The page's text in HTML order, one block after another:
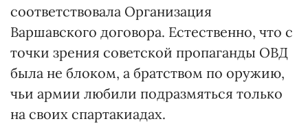
соответствовала Организация
Варшавского договора. Естественно, что с
точки зрения советской пропаганды ОВД
была не блоком, а братством по оружию,
чьи армии любили подразмяться только
на своих спартакиадах.